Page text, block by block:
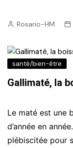
Rosario-HM
santé/bien-être
Gallimaté, la
Le maté est une
d’année en
plébiscitée pour